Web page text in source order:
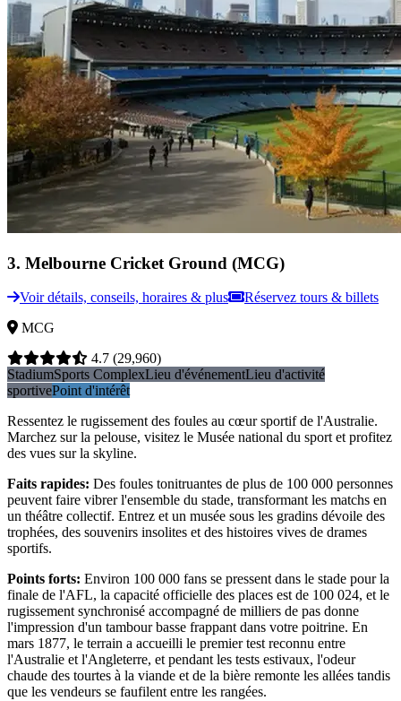
3. Melbourne Cricket Ground (MCG)
Voir détails, conseils, horaires & plus
Réservez tours & billets
MCG
4.7 (29,960)
StadiumSports ComplexLieu d'événementLieu d'activité
sportivePoint d'intérêt
Ressentez le rugissement des foules au cœur sportif de l'Australie.
Marchez sur la pelouse, visitez le Musée national du sport et profitez
des vues sur la skyline.
Faits rapides: Des foules tonitruantes de plus de 100 000 personnes
peuvent faire vibrer l'ensemble du stade, transformant les matchs en
un théâtre collectif. Entrez et un musée sous les gradins dévoile des
trophées, des souvenirs insolites et des histoires vives de drames
sportifs.
Points forts: Environ 100 000 fans se pressent dans le stade pour la
finale de l'AFL, la capacité officielle des places est de 100 024, et le
rugissement synchronisé accompagné de milliers de pas donne
l'impression d'un tambour basse frappant dans votre poitrine. En
mars 1877, le terrain a accueilli le premier test reconnu entre
l'Australie et l'Angleterre, et pendant les tests estivaux, l'odeur
chaude des tourtes à la viande et de la bière remonte les allées tandis
que les vendeurs se faufilent entre les rangées.